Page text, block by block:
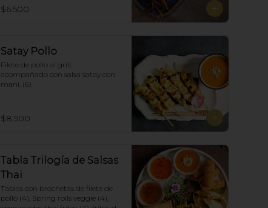
$6.500
Satay Pollo
Filete de pollo al grill,
acompañado con salsa satay con
maní. (6)
$8.500
Tabla Trilogía de Salsas
Thai
Tablas con brochetas de filete de
pollo (4), Spring rolls veggie (4),